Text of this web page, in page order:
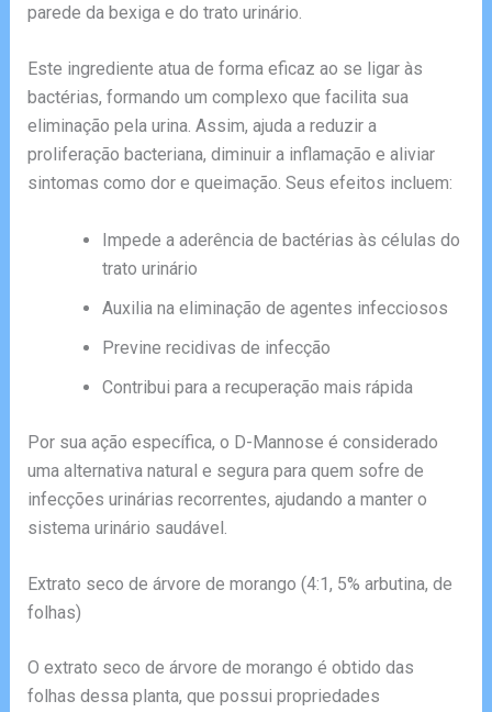
parede da bexiga e do trato urinário.
Este ingrediente atua de forma eficaz ao se ligar às
bactérias, formando um complexo que facilita sua
eliminação pela urina. Assim, ajuda a reduzir a
proliferação bacteriana, diminuir a inflamação e aliviar
sintomas como dor e queimação. Seus efeitos incluem:
Impede a aderência de bactérias às células do
trato urinário
Auxilia na eliminação de agentes infecciosos
Previne recidivas de infecção
Contribui para a recuperação mais rápida
Por sua ação específica, o D-Mannose é considerado
uma alternativa natural e segura para quem sofre de
infecções urinárias recorrentes, ajudando a manter o
sistema urinário saudável.
Extrato seco de árvore de morango (4:1, 5% arbutina, de
folhas)
O extrato seco de árvore de morango é obtido das
folhas dessa planta, que possui propriedades